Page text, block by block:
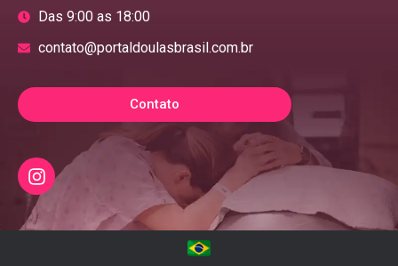
Das 9:00 as 18:00
contato@portaldoulasbrasil.com.br
Contato